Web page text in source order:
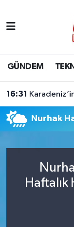
GÜNDEM
16:31
Nurhak
Haftalık
İstanbul
İstanbul
Tüm
Son Dakika